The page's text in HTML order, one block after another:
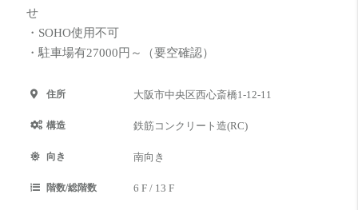
せ
・SOHO使用不可
・駐車場有27000円～（要空確認）
住所 大阪市中央区西心斎橋1-12-11
構造 鉄筋コンクリート造(RC)
向き 南向き
階数/総階数 6 F / 13 F